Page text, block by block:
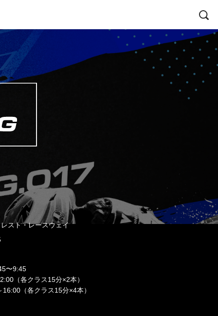
スト・レースウェイ
〜9:45
（各クラス15分×2本）
16:00（各クラス15分×4本）